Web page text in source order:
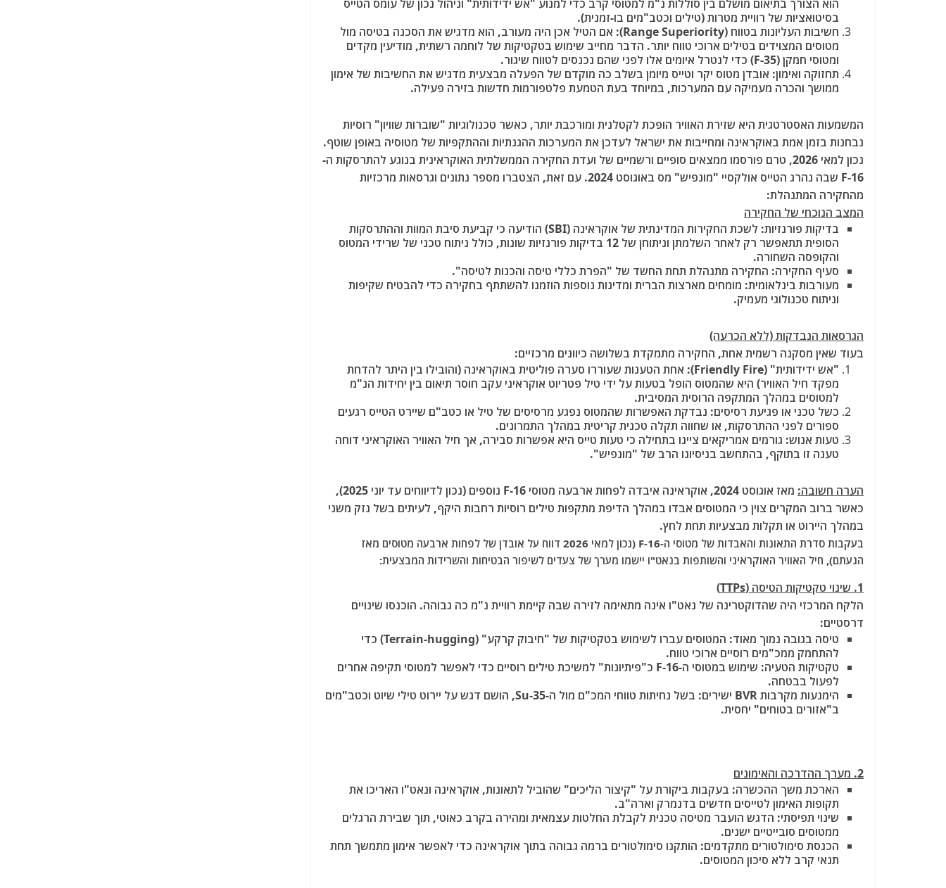
הוא הצורך בתיאום מושלם בין סוללות נ"מ למטוסי קרב כדי למנוע "אש ידידותית" וניהול נכון של עומס הטייס
בסיטואציות של רוויית מטרות (טילים וכטב"מים בו-זמנית).
חשיבות העליונות בטווח (Range Superiority): אם הטיל אכן היה מעורב, הוא מדגיש את הסכנה בטיסה מול
מטוסים המצוידים בטילים ארוכי טווח יותר. הדבר מחייב שימוש בטקטיקות של לוחמה רשתית, מודיעין מקדים
ומטוסי חמקן (F-35) כדי לנטרל איומים אלו לפני שהם נכנסים לטווח שיגור.
תחזוקה ואימון: אובדן מטוס יקר וטייס מיומן בשלב כה מוקדם של הפעלה מבצעית מדגיש את החשיבות של אימון
ממושך והכרה מעמיקה עם המערכות, במיוחד בעת הטמעת פלטפורמות חדשות בזירה פעילה.
המשמעות האסטרטגית היא שזירת האוויר הופכת לקטלנית ומורכבת יותר, כאשר טכנולוגיות "שוברות שוויון" רוסיות
נבחנות בזמן אמת באוקראינה ומחייבות את ישראל לעדכן את המערכות ההגנתיות וההתקפיות של מטוסיה באופן שוטף.
נכון למאי 2026, טרם פורסמו ממצאים סופיים ורשמיים של ועדת החקירה הממשלתית האוקראינית בנוגע להתרסקות ה-
F-16 שבה נהרג הטייס אולקסיי "מונפיש" מס באוגוסט 2024. עם זאת, הצטברו מספר נתונים וגרסאות מרכזיות
מהחקירה המתנהלת:
המצב הנוכחי של החקירה
בדיקות פורנזיות: לשכת החקירות המדינתית של אוקראינה (SBI) הודיעה כי קביעת סיבת המוות וההתרסקות
הסופית תתאפשר רק לאחר השלמתן וניתוחן של 12 בדיקות פורנזיות שונות, כולל ניתוח טכני של שרידי המטוס
והקופסה השחורה.
סעיף החקירה: החקירה מתנהלת תחת החשד של "הפרת כללי טיסה והכנות לטיסה".
מעורבות בינלאומית: מומחים מארצות הברית ומדינות נוספות הוזמנו להשתתף בחקירה כדי להבטיח שקיפות
וניתוח טכנולוגי מעמיק.
הגרסאות הנבדקות (ללא הכרעה)
בעוד שאין מסקנה רשמית אחת, החקירה מתמקדת בשלושה כיוונים מרכזיים:
"אש ידידותית" (Friendly Fire): אחת הטענות שעוררו סערה פוליטית באוקראינה (והובילו בין היתר להדחת
מפקד חיל האוויר) היא שהמטוס הופל בטעות על ידי טיל פטריוט אוקראיני עקב חוסר תיאום בין יחידות הנ"מ
למטוסים במהלך המתקפה הרוסית המסיבית.
כשל טכני או פגיעת רסיסים: נבדקת האפשרות שהמטוס נפגע מרסיסים של טיל או כטב"ם שיירט הטייס רגעים
ספורים לפני ההתרסקות, או שחווה תקלה טכנית קריטית במהלך התמרונים.
טעות אנוש: גורמים אמריקאים ציינו בתחילה כי טעות טייס היא אפשרות סבירה, אך חיל האוויר האוקראיני דוחה
טענה זו בתוקף, בהתחשב בניסיונו הרב של "מונפיש".
הערה חשובה:
מאז אוגוסט 2024, אוקראינה איבדה לפחות ארבעה מטוסי F-16 נוספים (נכון לדיווחים עד יוני 2025),
כאשר ברוב המקרים צוין כי המטוסים אבדו במהלך הדיפת מתקפות טילים רוסיות רחבות היקף, לעיתים בשל נזק משני
במהלך היירוט או תקלות מבצעיות תחת לחץ.
בעקבות סדרת התאונות והאבדות של מטוסי ה-F-16 (נכון למאי 2026 דווח על אובדן של לפחות ארבעה מטוסים מאז
הגעתם), חיל האוויר האוקראיני והשותפות בנאט"ו יישמו מערך של צעדים לשיפור הבטיחות והשרידות המבצעית:
1. שינוי טקטיקות הטיסה (TTPs)
הלקח המרכזי היה שהדוקטרינה של נאט"ו אינה מתאימה לזירה שבה קיימת רוויית נ"מ כה גבוהה. הוכנסו שינויים
דרסטיים:
טיסה בגובה נמוך מאוד: המטוסים עברו לשימוש בטקטיקות של "חיבוק קרקע" (Terrain-hugging) כדי
להתחמק ממכ"מים רוסיים ארוכי טווח.
טקטיקות הטעיה: שימוש במטוסי ה-F-16 כ"פיתיונות" למשיכת טילים רוסיים כדי לאפשר למטוסי תקיפה אחרים
לפעול בבטחה.
הימנעות מקרבות BVR ישירים: בשל נחיתות טווחי המכ"ם מול ה-Su-35, הושם דגש על יירוט טילי שיוט וכטב"מים
ב"אזורים בטוחים" יחסית.
2. מערך ההדרכה והאימונים
הארכת משך ההכשרה: בעקבות ביקורת על "קיצור הליכים" שהוביל לתאונות, אוקראינה ונאט"ו האריכו את
תקופות האימון לטייסים חדשים בדנמרק וארה"ב.
שינוי תפיסתי: הדגש הועבר מטיסה טכנית לקבלת החלטות עצמאית ומהירה בקרב כאוטי, תוך שבירת הרגלים
ממטוסים סובייטיים ישנים.
הכנסת סימולטורים מתקדמים: הותקנו סימולטורים ברמה גבוהה בתוך אוקראינה כדי לאפשר אימון מתמשך תחת
תנאי קרב ללא סיכון המטוסים.